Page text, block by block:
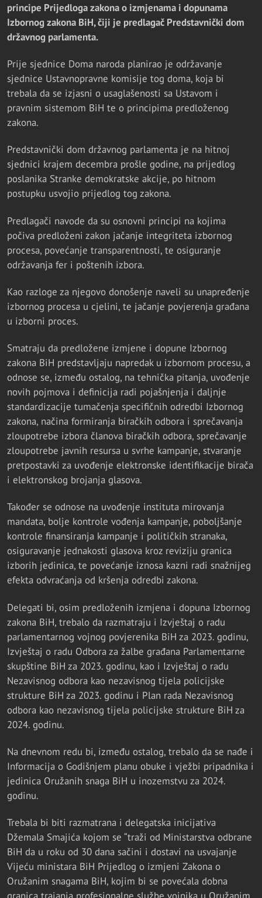
principe Prijedloga zakona o izmjenama i dopunama
Izbornog zakona BiH, čiji je predlagač Predstavnički dom
državnog parlamenta.
Prije sjednice Doma naroda planirao je održavanje
sjednice Ustavnopravne komisije tog doma, koja bi
trebala da se izjasni o usaglašenosti sa Ustavom i
pravnim sistemom BiH te o principima predloženog
zakona.
Predstavnički dom državnog parlamenta je na hitnoj
sjednici krajem decembra prošle godine, na prijedlog
poslanika Stranke demokratske akcije, po hitnom
postupku usvojio prijedlog tog zakona.
Predlagači navode da su osnovni principi na kojima
počiva predloženi zakon jačanje integriteta izbornog
procesa, povećanje transparentnosti, te osiguranje
održavanja fer i poštenih izbora.
Kao razloge za njegovo donošenje naveli su unapređenje
izbornog procesa u cjelini, te jačanje povjerenja građana
u izborni proces.
Smatraju da predložene izmjene i dopune Izbornog
zakona BiH predstavljaju napredak u izbornom procesu, a
odnose se, između ostalog, na tehnička pitanja, uvođenje
novih pojmova i definicija radi pojašnjenja i daljnje
standardizacije tumačenja specifičnih odredbi Izbornog
zakona, načina formiranja biračkih odbora i sprečavanja
zloupotrebe izbora članova biračkih odbora, sprečavanje
zloupotrebe javnih resursa u svrhe kampanje, stvaranje
pretpostavki za uvođenje elektronske identifikacije birača
i elektronskog brojanja glasova.
Također se odnose na uvođenje instituta mirovanja
mandata, bolje kontrole vođenja kampanje, poboljšanje
kontrole finansiranja kampanje i političkih stranaka,
osiguravanje jednakosti glasova kroz reviziju granica
izborih jedinica, te povećanje iznosa kazni radi snažnijeg
efekta odvraćanja od kršenja odredbi zakona.
Delegati bi, osim predloženih izmjena i dopuna Izbornog
zakona BiH, trebalo da razmatraju i Izvještaj o radu
parlamentarnog vojnog povjerenika BiH za 2023. godinu,
Izvještaj o radu Odbora za žalbe građana Parlamentarne
skupštine BiH za 2023. godinu, kao i Izvještaj o radu
Nezavisnog odbora kao nezavisnog tijela policijske
strukture BiH za 2023. godinu i Plan rada Nezavisnog
odbora kao nezavisnog tijela policijske strukture BiH za
2024. godinu.
Na dnevnom redu bi, između ostalog, trebalo da se nađe i
Informacija o Godišnjem planu obuke i vježbi pripadnika i
jedinica Oružanih snaga BiH u inozemstvu za 2024.
godinu.
Trebala bi biti razmatrana i delegatska inicijativa
Džemala Smajića kojom se “traži od Ministarstva odbrane
BiH da u roku od 30 dana sačini i dostavi na usvajanje
Vijeću ministara BiH Prijedlog o izmjeni Zakona o
Oružanim snagama BiH, kojim bi se povećala dobna